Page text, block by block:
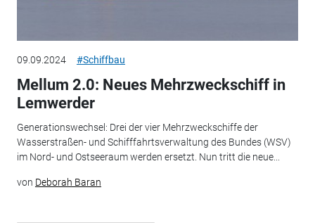
09.09.2024 #Schiffbau
Mellum 2.0: Neues Mehrzweckschiff in
Lemwerder
Generationswechsel: Drei der vier Mehrzweckschiffe der
Wasserstraßen- und Schifffahrtsverwaltung des Bundes (WSV)
im Nord- und Ostseeraum werden ersetzt. Nun tritt die neue...
von Deborah Baran